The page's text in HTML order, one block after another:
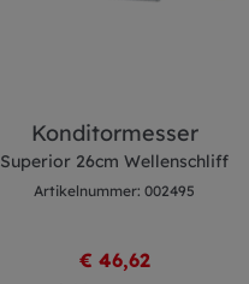
Konditormesser
Superior 26cm Wellenschliff
Artikelnummer: 002495
€ 46,62